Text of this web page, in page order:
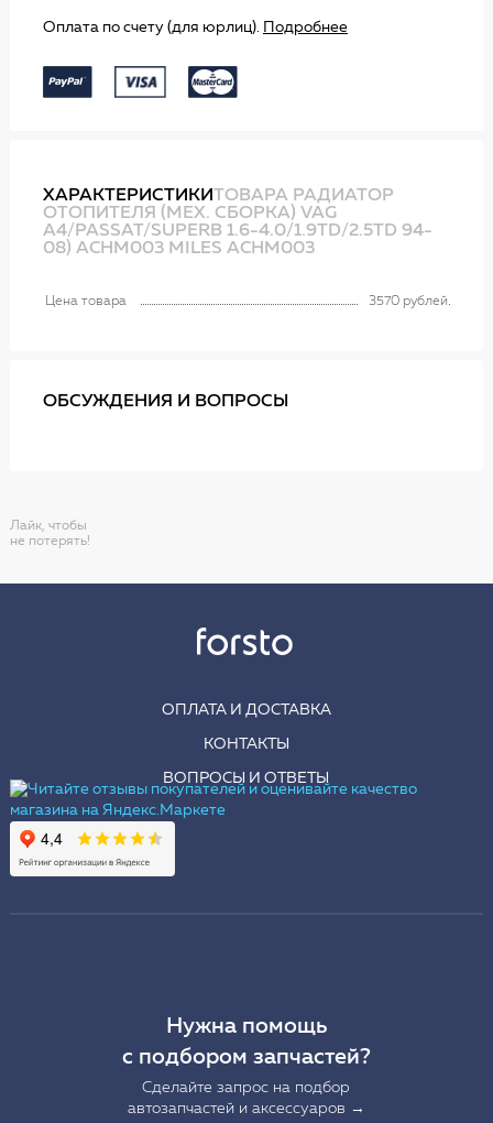
Оплата по счету (для юрлиц). Подробнее
ХАРАКТЕРИСТИКИТОВАРА РАДИАТОР
ОТОПИТЕЛЯ (МЕХ. СБОРКА) VAG
A4/PASSAT/SUPERB 1.6-4.0/1.9TD/2.5TD 94-
08) ACHM003 MILES ACHM003
Цена товара 3570 рублей
ОБСУЖДЕНИЯ И ВОПРОСЫ
Лайк, чтобы
не потерять!
ОПЛАТА И ДОСТАВКА
КОНТАКТЫ
ВОПРОСЫ И ОТВЕТЫ
Нужна помощь
с подбором запчастей?
Сделайте запрос на подбор
автозапчастей и аксессуаров →